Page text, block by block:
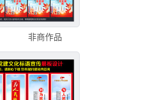
非商作品